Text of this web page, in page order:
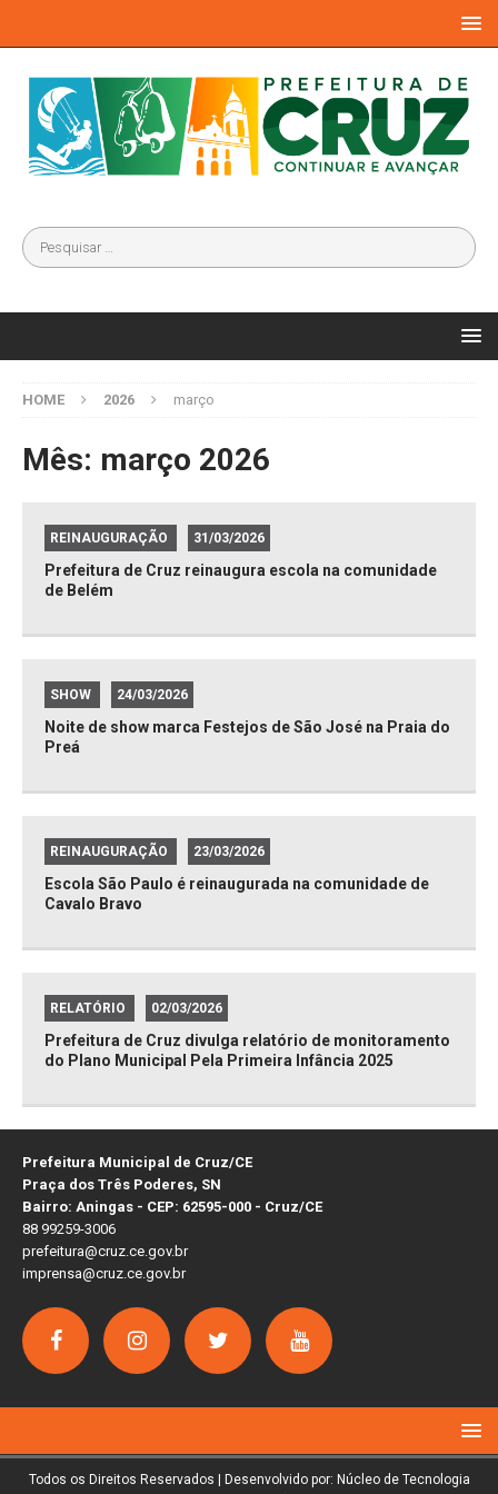
HOME 2026 março
Mês: março 2026
REINAUGURAÇÃO 31/03/2026
Prefeitura de Cruz reinaugura escola na comunidade
de Belém
SHOW 24/03/2026
Noite de show marca Festejos de São José na Praia do
Preá
REINAUGURAÇÃO 23/03/2026
Escola São Paulo é reinaugurada na comunidade de
Cavalo Bravo
RELATÓRIO 02/03/2026
Prefeitura de Cruz divulga relatório de monitoramento
do Plano Municipal Pela Primeira Infância 2025
Prefeitura Municipal de Cruz/CE
Praça dos Três Poderes, SN
Bairro: Aningas - CEP: 62595-000 - Cruz/CE
88 99259-3006
prefeitura@cruz.ce.gov.br
imprensa@cruz.ce.gov.br
Todos os Direitos Reservados | Desenvolvido por: Núcleo de Tecnologia